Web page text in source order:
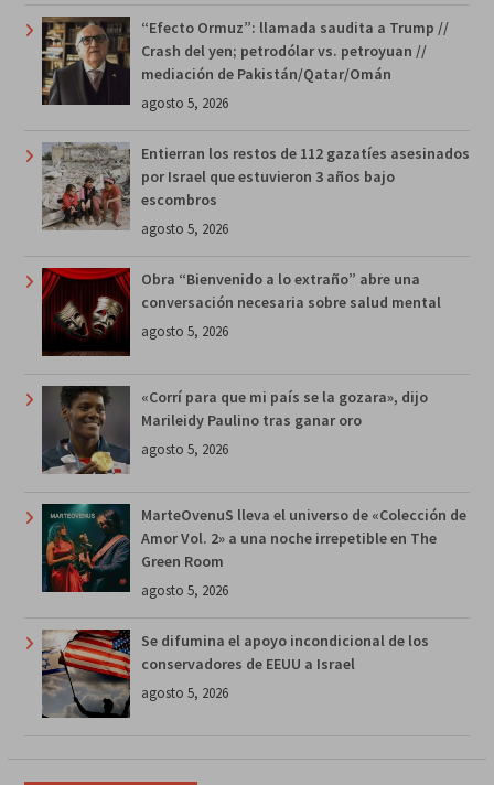
“Efecto Ormuz”: llamada saudita a Trump //
Crash del yen; petrodólar vs. petroyuan //
mediación de Pakistán/Qatar/Omán
agosto 5, 2026
Entierran los restos de 112 gazatíes asesinados
por Israel que estuvieron 3 años bajo
escombros
agosto 5, 2026
Obra “Bienvenido a lo extraño” abre una
conversación necesaria sobre salud mental
agosto 5, 2026
«Corrí para que mi país se la gozara», dijo
Marileidy Paulino tras ganar oro
agosto 5, 2026
MarteOvenuS lleva el universo de «Colección de
Amor Vol. 2» a una noche irrepetible en The
Green Room
agosto 5, 2026
Se difumina el apoyo incondicional de los
conservadores de EEUU a Israel
agosto 5, 2026